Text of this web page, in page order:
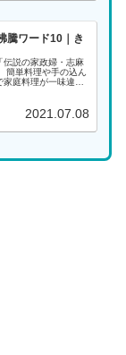
騰ワード10｜き
伝説の家政婦・志麻
簡単料理や手の込ん
庭料理が一味違っ
2021.07.08